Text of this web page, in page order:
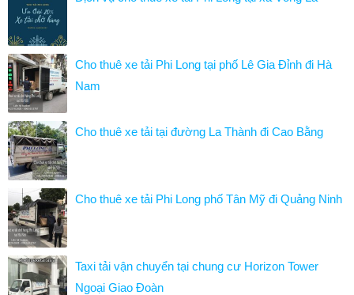
Cho thuê xe tải Phi Long tại phố Lê Gia Đỉnh đi Hà
Nam
Cho thuê xe tải tại đường La Thành đi Cao Bằng
Cho thuê xe tải Phi Long phố Tân Mỹ đi Quảng Ninh
Taxi tải vận chuyển tại chung cư Horizon Tower
Ngoại Giao Đoàn